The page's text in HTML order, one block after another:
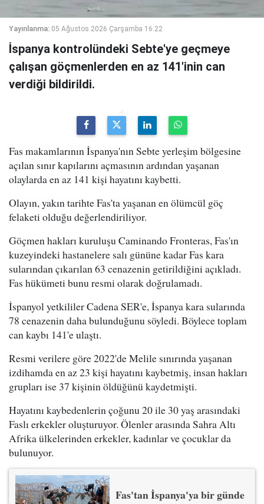
Yayınlanma: 05 Ağustos 2026 Çarşamba 16:22
İspanya kontrolündeki Sebte'ye geçmeye
çalışan göçmenlerden en az 141'inin can
verdiği bildirildi.
Fas makamlarının İspanya'nın Sebte yerleşim bölgesine
açılan sınır kapılarını açmasının ardından yaşanan
olaylarda en az 141 kişi hayatını kaybetti.
Olayın, yakın tarihte Fas'ta yaşanan en ölümcül göç
felaketi olduğu değerlendiriliyor.
Göçmen hakları kuruluşu Caminando Fronteras, Fas'ın
kuzeyindeki hastanelere salı gününe kadar Fas kara
sularından çıkarılan 63 cenazenin getirildiğini açıkladı.
Fas hükümeti bunu resmi olarak doğrulamadı.
İspanyol yetkililer Cadena SER'e, İspanya kara sularında
78 cenazenin daha bulunduğunu söyledi. Böylece toplam
can kaybı 141'e ulaştı.
Resmi verilere göre 2022'de Melile sınırında yaşanan
izdihamda en az 23 kişi hayatını kaybetmiş, insan hakları
grupları ise 37 kişinin öldüğünü kaydetmişti.
Hayatını kaybedenlerin çoğunu 20 ile 30 yaş arasındaki
Faslı erkekler oluşturuyor. Ölenler arasında Sahra Altı
Afrika ülkelerinden erkekler, kadınlar ve çocuklar da
bulunuyor.
Fas'tan İspanya'ya bir günde